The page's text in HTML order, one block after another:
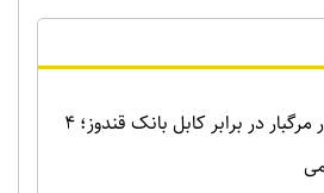
انفجار مرگبار در برابر کابل بانک قندوز؛ ۴